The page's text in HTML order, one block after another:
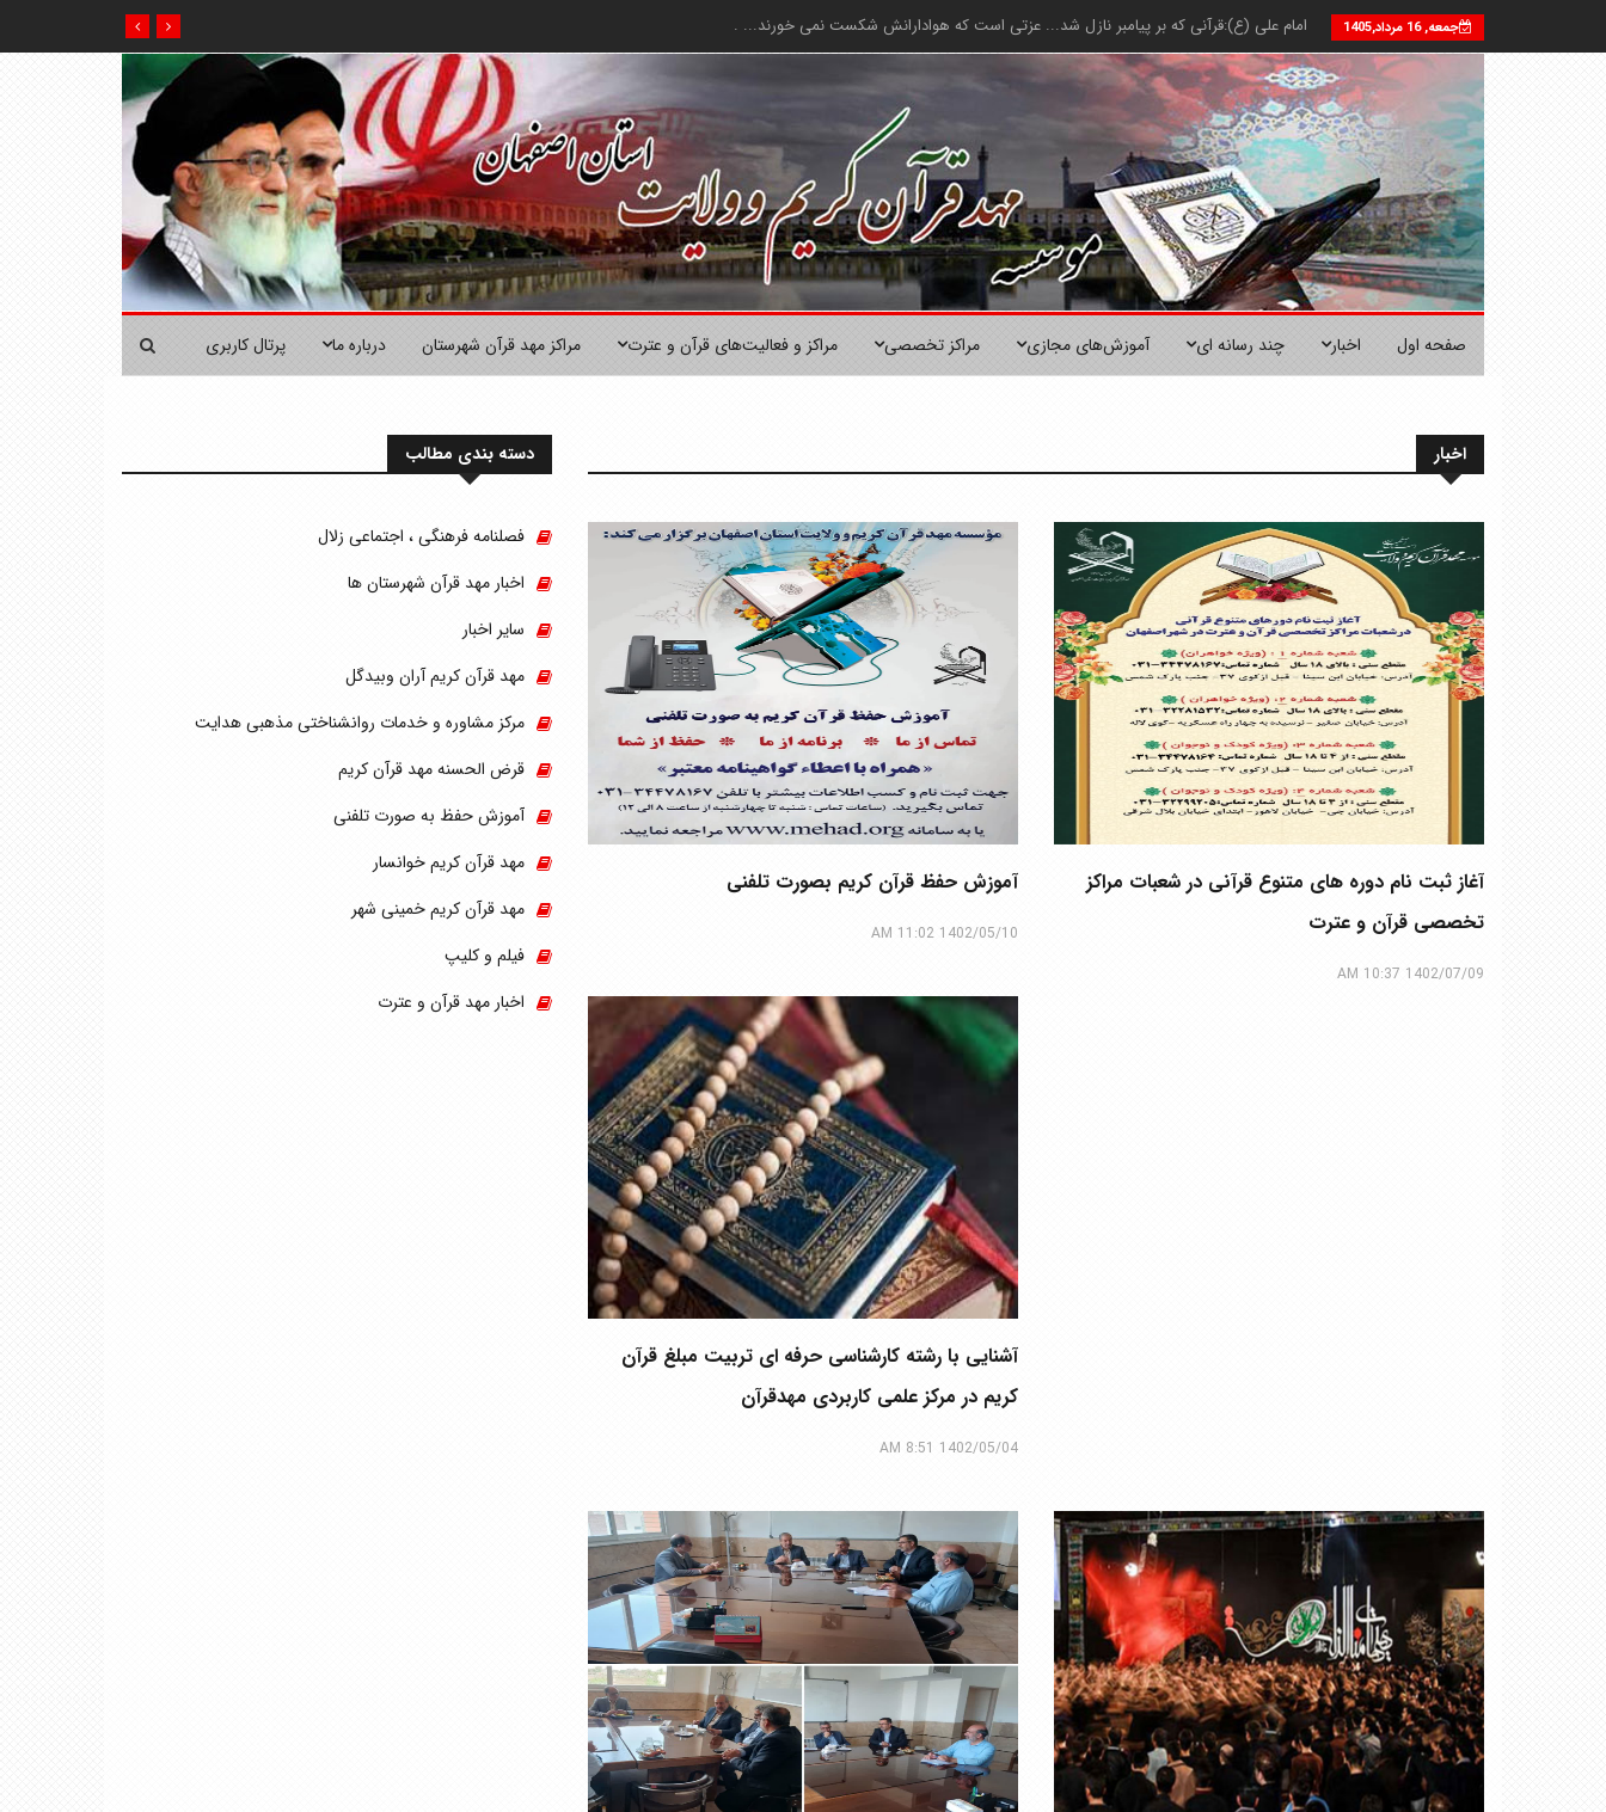
جمعه, 16 مرداد,1405 امام علی (ع):قرآنى كه بر پيامبر نازل شد... عزتى است كه هوادارانش شكست نمى خورند... .
صفحه اول اخبار چند رسانه ای آموزش‌های مجازی مراکز تخصصی مراکز و فعالیت‌های قرآن و عترت مراکز مهد قرآن شهرستان درباره ما پرتال کاربری
اخبار
آغاز ثبت نام دوره های متنوع قرآنی در شعبات مراکز
تخصصی قرآن و عترت
1402/07/09 10:37 AM
آموزش حفظ قرآن کریم بصورت تلفنی
1402/05/10 11:02 AM
آشنایی با رشته کارشناسی حرفه ای تربیت مبلغ قرآن
کریم در مرکز علمی کاربردی مهدقرآن
1402/05/04 8:51 AM
دسته بندی مطالب
فصلنامه فرهنگی ، اجتماعی زلال
اخبار مهد قرآن شهرستان ها
سایر اخبار
مهد قرآن کریم آران وبیدگل
مرکز مشاوره و خدمات روانشناختی مذهبی هدایت
قرض الحسنه مهد قرآن کریم
آموزش حفظ به صورت تلفنی
مهد قرآن کریم خوانسار
مهد قرآن کریم خمینی شهر
فیلم و کلیپ
اخبار مهد قرآن و عترت